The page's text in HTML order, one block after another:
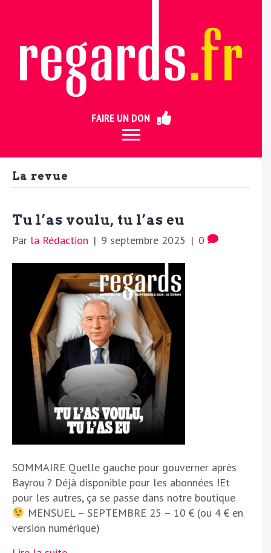
FAIRE UN DON
La revue
Tu l’as voulu, tu l’as eu
Par la Rédaction | 9 septembre 2025 | 0
SOMMAIRE Quelle gauche pour gouverner après
Bayrou ? Déjà disponible pour les abonnées !Et
pour les autres, ça se passe dans notre boutique
MENSUEL – SEPTEMBRE 25 – 10 € (ou 4 € en
version numérique)